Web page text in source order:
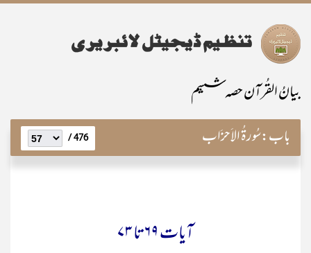
بیانُ القُرآن حصہ ششم
باب:سُورۃُ الاَحزَاب 476 /
آیات ۶۹تا ۷۳